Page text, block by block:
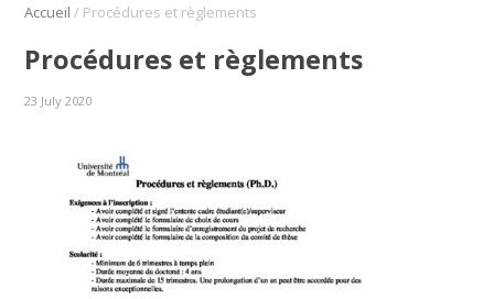
Accueil / Procédures et règlements
Procédures et règlements
23 July 2020